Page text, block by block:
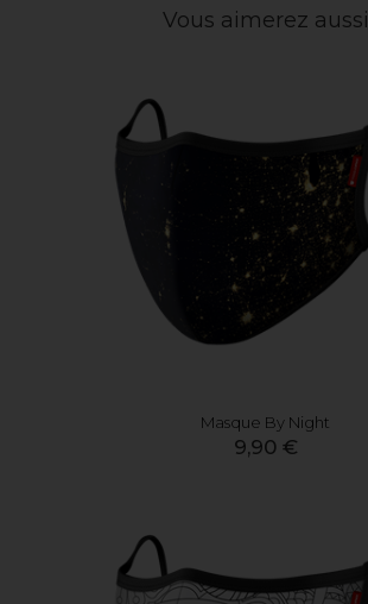
Vous aimerez aussi
Masque By Night
9,90 €